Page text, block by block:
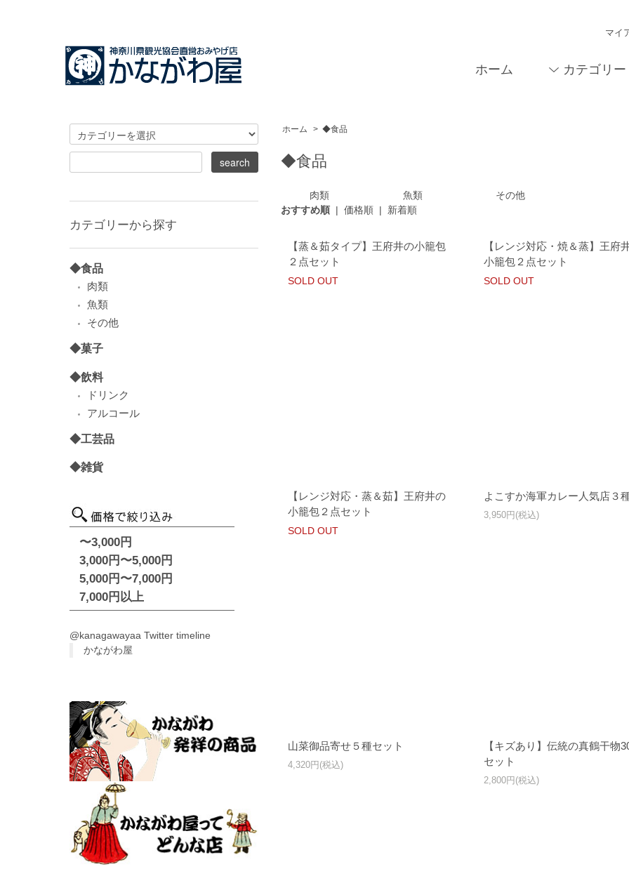
マイ
ホーム カテゴリ
ホーム > ◆食品
◆食品
肉類 魚類
その他
おすすめ順| 価格順| 新着順
【蒸＆茹タイプ】王府井の小籠包
２点セット
SOLD OUT
【レンジ対応・焼＆蒸】王府
小籠包２点セット
SOLD OUT
【レンジ対応・蒸＆茹】王府井の
小籠包２点セット
SOLD OUT
よこすか海軍カレー人気店３
3,950円(税込)
山菜御品寄せ５種セット
4,320円(税込)
【キズあり】伝統の真鶴干物
セット
2,800円(税込)
カテゴリーから探す
◆食品
肉類
魚類
その他
◆菓子
◆飲料
ドリンク
アルコール
◆工芸品
◆雑貨
〜3,000円
3,000円〜5,000円
5,000円〜7,000円
7,000円以上
@kanagawayaa Twitter timeline
かながわ屋